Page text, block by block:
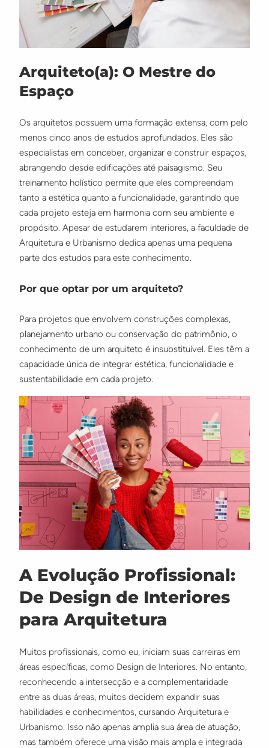
Arquiteto(a): O Mestre do
Espaço
Os arquitetos possuem uma formação extensa, com pelo
menos cinco anos de estudos aprofundados. Eles são
especialistas em conceber, organizar e construir espaços,
abrangendo desde edificações até paisagismo. Seu
treinamento holístico permite que eles compreendam
tanto a estética quanto a funcionalidade, garantindo que
cada projeto esteja em harmonia com seu ambiente e
propósito. Apesar de estudarem interiores, a faculdade de
Arquitetura e Urbanismo dedica apenas uma pequena
parte dos estudos para este conhecimento.
Por que optar por um arquiteto?
Para projetos que envolvem construções complexas,
planejamento urbano ou conservação do patrimônio, o
conhecimento de um arquiteto é insubstituível. Eles têm a
capacidade única de integrar estética, funcionalidade e
sustentabilidade em cada projeto.
A Evolução Profissional:
De Design de Interiores
para Arquitetura
Muitos profissionais, como eu, iniciam suas carreiras em
áreas específicas, como Design de Interiores. No entanto,
reconhecendo a intersecção e a complementaridade
entre as duas áreas, muitos decidem expandir suas
habilidades e conhecimentos, cursando Arquitetura e
Urbanismo. Isso não apenas amplia sua área de atuação,
mas também oferece uma visão mais ampla e integrada